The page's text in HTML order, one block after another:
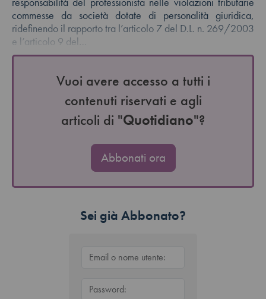
commesse da società dotate di personalità giuridica,
ridefinendo il rapporto tra l’articolo 7 del D.L. n. 269/2003
e l’articolo 9 del…
Vuoi avere accesso a tutti i
contenuti riservati e agli
articoli di "Quotidiano"?
Abbonati ora
Sei già Abbonato?